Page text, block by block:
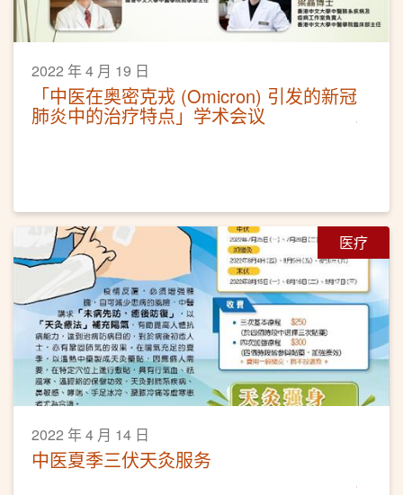
2022 年 4 月 19 日
「中医在奥密克戎 (Omicron) 引发的新冠
肺炎中的治疗特点」学术会议
医疗
2022 年 4 月 14 日
中医夏季三伏天灸服务